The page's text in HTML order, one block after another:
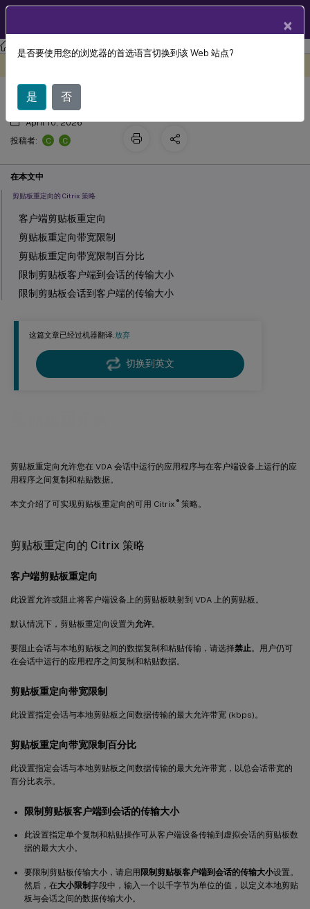
Linux 虚拟投递代理 Linux 虚拟投递代理 2407
这篇文章已经过机器翻译.放弃
切换到英文
剪贴板重定向允许您在 VDA 会话中运行的应用程序与在客户端设备上运行的应
用程序之间复制和粘贴数据。
本文介绍了可实现剪贴板重定向的可用 Citrix ®策略。
剪贴板重定向的 Citrix 策略
客户端剪贴板重定向
此设置允许或阻止将客户端设备上的剪贴板映射到 VDA 上的剪贴板。
默认情况下，剪贴板重定向设置为允许。
要阻止会话与本地剪贴板之间的数据复制和粘贴传输，请选择禁止 。用户仍可
在会话中运行的应用程序之间复制和粘贴数据。
剪贴板重定向带宽限制
此设置指定会话与本地剪贴板之间数据传输的最大允许带宽 (kbps)。
剪贴板重定向带宽限制百分比
此设置指定会话与本地剪贴板之间数据传输的最大允许带宽，以总会话带宽的
百分比表示。
限制剪贴板客户端到会话的传输大小
此设置指定单个复制和粘贴操作可从客户端设备传输到虚拟会话的剪贴板数
据的最大大小。
要限制剪贴板传输大小，请启用限制剪贴板客户端到会话的传输大小设置。
然后，在大小限制字段中，输入一个以千字节为单位的值，以定义本地剪贴
板与会话之间的数据传输大小。
剪贴板重定向
April 10, 2026
投稿者:
C C
在本文中
剪贴板重定向的 Citrix 策略
客户端剪贴板重定向
剪贴板重定向带宽限制
剪贴板重定向带宽限制百分比
限制剪贴板客户端到会话的传输大小
限制剪贴板会话到客户端的传输大小
限制会话剪贴板写入和会话剪贴板写入允许的格式
×
是否要使用您的浏览器的首选语言切换到该 Web 站点?
是 否